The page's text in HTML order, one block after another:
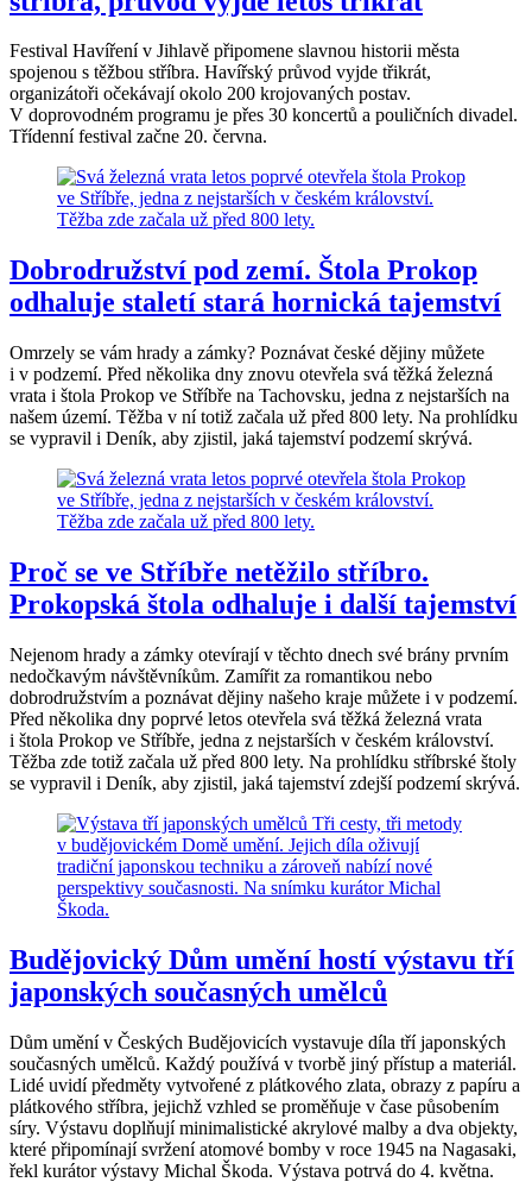
Festival Havíření v Jihlavě připomene slavnou historii města
spojenou s těžbou stříbra. Havířský průvod vyjde třikrát,
organizátoři očekávají okolo 200 krojovaných postav.
V doprovodném programu je přes 30 koncertů a pouličních divadel.
Třídenní festival začne 20. června.
Dobrodružství pod zemí. Štola Prokop
odhaluje staletí stará hornická tajemství
Omrzely se vám hrady a zámky? Poznávat české dějiny můžete
i v podzemí. Před několika dny znovu otevřela svá těžká železná
vrata i štola Prokop ve Stříbře na Tachovsku, jedna z nejstarších na
našem území. Těžba v ní totiž začala už před 800 lety. Na prohlídku
se vypravil i Deník, aby zjistil, jaká tajemství podzemí skrývá.
Proč se ve Stříbře netěžilo stříbro.
Prokopská štola odhaluje i další tajemství
Nejenom hrady a zámky otevírají v těchto dnech své brány prvním
nedočkavým návštěvníkům. Zamířit za romantikou nebo
dobrodružstvím a poznávat dějiny našeho kraje můžete i v podzemí.
Před několika dny poprvé letos otevřela svá těžká železná vrata
i štola Prokop ve Stříbře, jedna z nejstarších v českém království.
Těžba zde totiž začala už před 800 lety. Na prohlídku stříbrské štoly
se vypravil i Deník, aby zjistil, jaká tajemství zdejší podzemí skrývá.
Budějovický Dům umění hostí výstavu tří
japonských současných umělců
Dům umění v Českých Budějovicích vystavuje díla tří japonských
současných umělců. Každý používá v tvorbě jiný přístup a materiál.
Lidé uvidí předměty vytvořené z plátkového zlata, obrazy z papíru a
plátkového stříbra, jejichž vzhled se proměňuje v čase působením
síry. Výstavu doplňují minimalistické akrylové malby a dva objekty,
které připomínají svržení atomové bomby v roce 1945 na Nagasaki,
řekl kurátor výstavy Michal Škoda. Výstava potrvá do 4. května.